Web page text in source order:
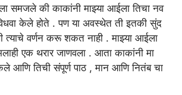
समजले की काकांनी माझ्या आईला तिचा नव
केले होते . पण या अवस्थेत ती इतकी सुंद
त्याचे वर्णन करू शकत नाही . माझ्या आईला
एक थरार जाणवला . आता काकांनी मा
आणि तिची संपूर्ण पाठ , मान आणि नितंब चा